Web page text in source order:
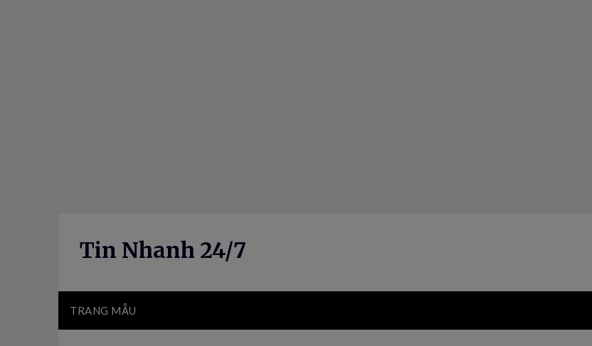
Tin Nhanh 24/7
TRANG MẪU